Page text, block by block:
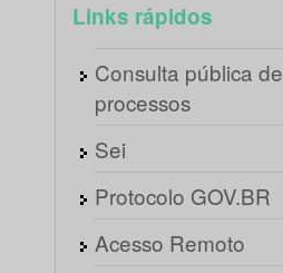
Links rápidos
Consulta pública de
processos
Sei
Protocolo GOV.BR
Acesso Remoto